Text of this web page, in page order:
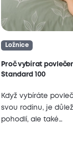
Ložnice
Proč vybírat
Standard 100
Když vybíráte
svou rodinu, je
pohodlí, ale také…